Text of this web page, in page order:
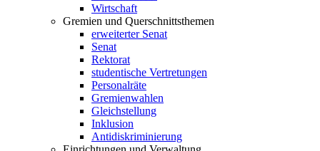
Wirtschaft
Gremien und Querschnittsthemen
erweiterter Senat
Senat
Rektorat
studentische Vertretungen
Personalräte
Gremienwahlen
Gleichstellung
Inklusion
Antidiskriminierung